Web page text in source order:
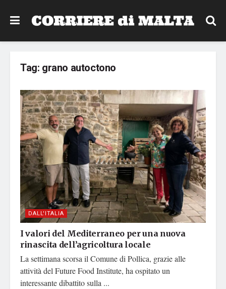
Tag: grano autoctono
DALL'ITALIA
I valori del Mediterraneo per una nuova
rinascita dell’agricoltura locale
La settimana scorsa il Comune di Pollica, grazie alle
attività del Future Food Institute, ha ospitato un
interessante dibattito sulla ...